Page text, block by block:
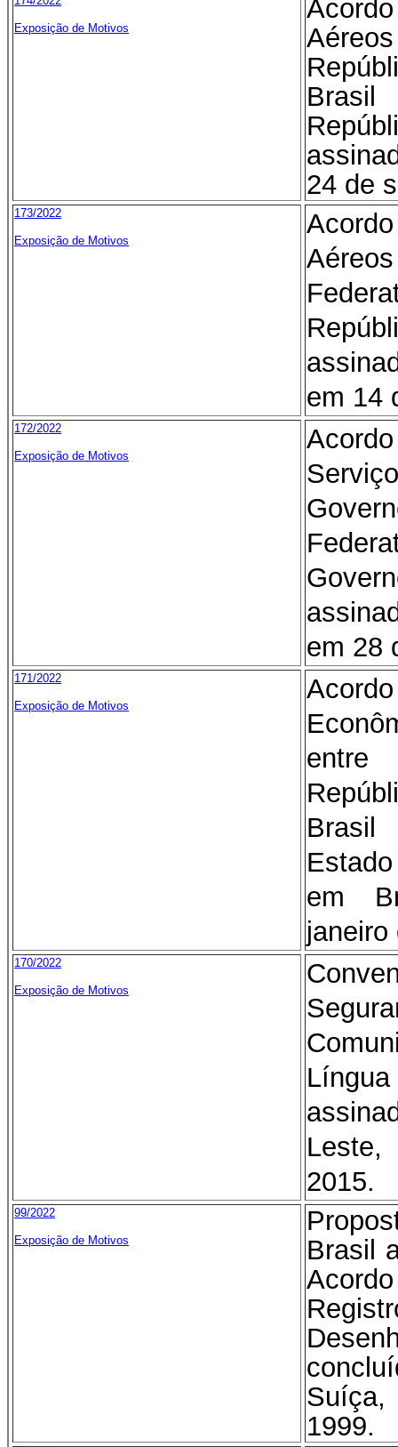
Exposição de Motivos
24 de
173/2022
Exposição de Motivos
em 14
172/2022
Exposição de Motivos
em 28
171/2022
Exposição de Motivos
em
janeiro
170/2022
Exposição de Motivos
2015.
99/2022
Exposição de Motivos
Brasil
1999.